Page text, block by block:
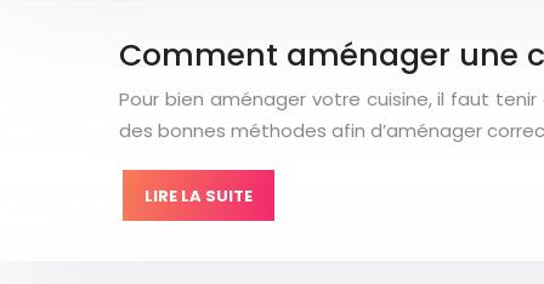
Comment aménager une
Pour bien aménager votre cuisine, il faut
des bonnes méthodes afin d’aménager
LIRE LA SUITE